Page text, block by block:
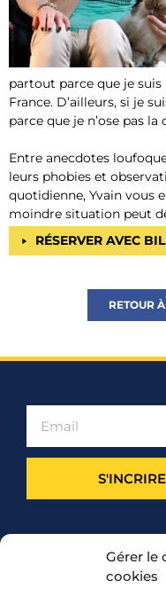
Gérer le
cookies
partout parce que je
France. D’ailleurs, si je
parce que je n’ose pas la
Entre anecdotes
leurs phobies et
quotidienne, Yvain vous
moindre situation peut
RÉSERVER AVEC
RETOUR